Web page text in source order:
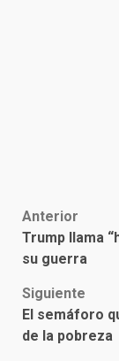
Post
navigation
Anterior
Trump llama
su guerra
Siguiente
El semáforo
de la pobreza